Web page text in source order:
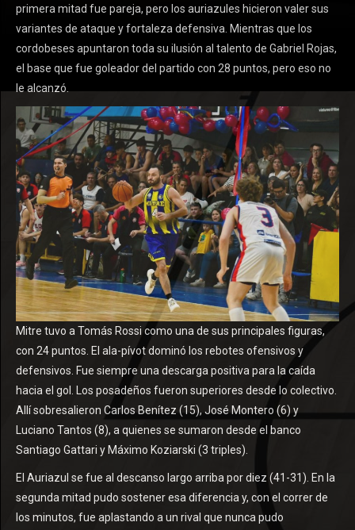
primera mitad fue pareja, pero los auriazules hicieron valer sus
variantes de ataque y fortaleza defensiva. Mientras que los
cordobeses apuntaron toda su ilusión al talento de Gabriel Rojas,
el base que fue goleador del partido con 28 puntos, pero eso no
le alcanzó.
Mitre tuvo a Tomás Rossi como una de sus principales figuras,
con 24 puntos. El ala-pívot dominó los rebotes ofensivos y
defensivos. Fue siempre una descarga positiva para la caída
hacia el gol. Los posadeños fueron superiores desde lo colectivo.
Allí sobresalieron Carlos Benítez (15), José Montero (6) y
Luciano Tantos (8), a quienes se sumaron desde el banco
Santiago Gattari y Máximo Koziarski (3 triples).
El Auriazul se fue al descanso largo arriba por diez (41-31). En la
segunda mitad pudo sostener esa diferencia y, con el correr de
los minutos, fue aplastando a un rival que nunca pudo